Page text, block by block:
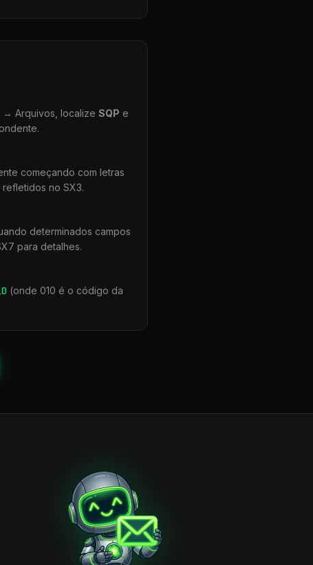
→ Arquivos, localize SQP e
começando com letras
no SX3.
determinados campos
para detalhes.
(onde 010 é o código da